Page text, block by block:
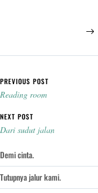
Post navigation
PREVIOUS POST
Reading room
NEXT POST
Dari sudut jalan
Demi cinta.
Tutupnya jalur kami.